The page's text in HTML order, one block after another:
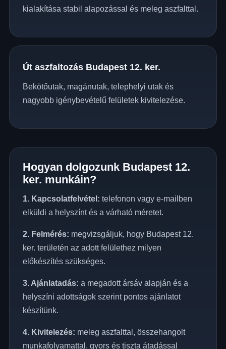
kialakítása stabil alapozással és meleg aszfalttal.
Út aszfaltozás Budapest 12. ker.
Bekötőutak, magánutak, telephelyi utak és
nagyobb igénybevételű felületek kivitelezése.
Hogyan dolgozunk Budapest 12.
ker. munkáin?
1. Kapcsolatfelvétel: telefonon vagy e-mailben
elküldi a helyszínt és a várható méretet.
2. Felmérés: megvizsgáljuk, hogy Budapest 12.
ker. területén az adott felülethez milyen
előkészítés szükséges.
3. Ajánlatadás: a megadott ársáv alapján és a
helyszíni adottságok szerint pontos ajánlatot
készítünk.
4. Kivitelezés: meleg aszfalttal, összehangolt
munkafolyamattal, gyors és tiszta átadással